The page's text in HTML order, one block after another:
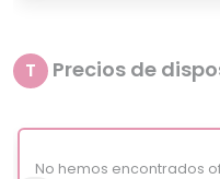
T Precios de
No hemos encontrados